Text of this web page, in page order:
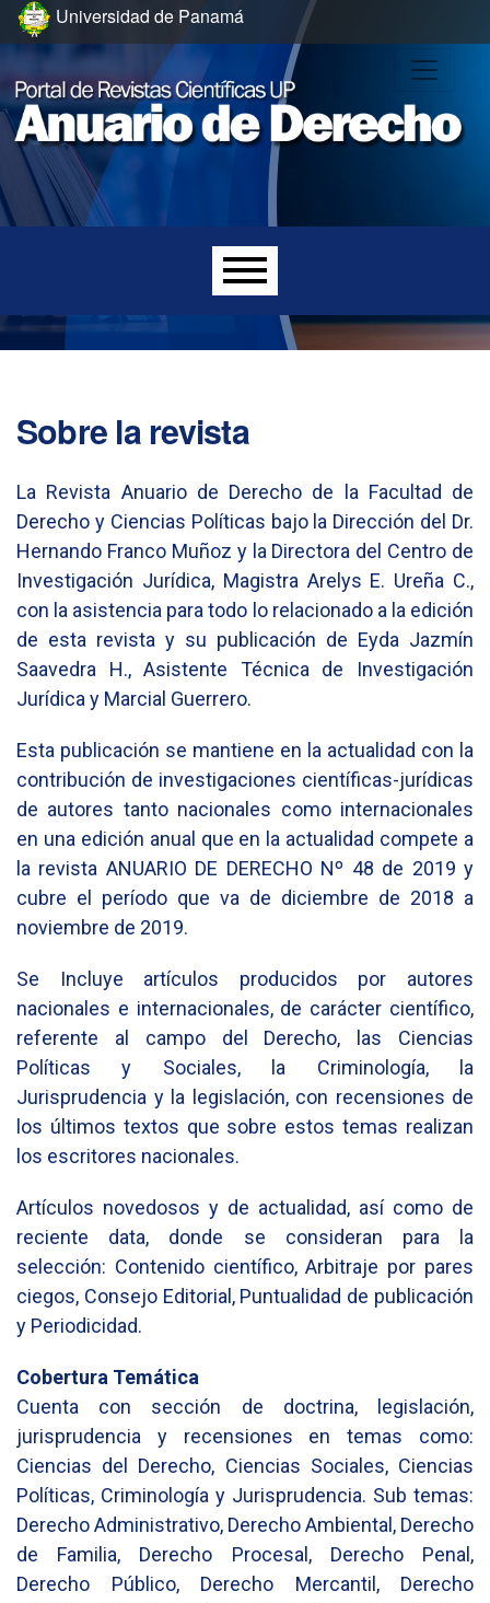
Ir al menú de navegación principal
Ir al contenido principal
Ir al pie de página del sitio
Universidad de Panamá
Menú principal
Sobre la revista
La Revista Anuario de Derecho de la Facultad de
Derecho y Ciencias Políticas bajo la Dirección del Dr.
Hernando Franco Muñoz y la Directora del Centro de
Investigación Jurídica, Magistra Arelys E. Ureña C.,
con la asistencia para todo lo relacionado a la edición
de esta revista y su publicación de Eyda Jazmín
Saavedra H., Asistente Técnica de Investigación
Jurídica y Marcial Guerrero.
Esta publicación se mantiene en la actualidad con la
contribución de investigaciones científicas-jurídicas
de autores tanto nacionales como internacionales
en una edición anual que en la actualidad compete a
la revista ANUARIO DE DERECHO Nº 48 de 2019 y
cubre el período que va de diciembre de 2018 a
noviembre de 2019.
Se Incluye artículos producidos por autores
nacionales e internacionales, de carácter científico,
referente al campo del Derecho, las Ciencias
Políticas y Sociales, la Criminología, la
Jurisprudencia y la legislación, con recensiones de
los últimos textos que sobre estos temas realizan
los escritores nacionales.
Artículos novedosos y de actualidad, así como de
reciente data, donde se consideran para la
selección: Contenido científico, Arbitraje por pares
ciegos, Consejo Editorial, Puntualidad de publicación
y Periodicidad.
Cobertura Temática
Cuenta con sección de doctrina, legislación,
jurisprudencia y recensiones en temas como:
Ciencias del Derecho, Ciencias Sociales, Ciencias
Políticas, Criminología y Jurisprudencia. Sub temas:
Derecho Administrativo, Derecho Ambiental, Derecho
de Familia, Derecho Procesal, Derecho Penal,
Derecho Público, Derecho Mercantil, Derecho